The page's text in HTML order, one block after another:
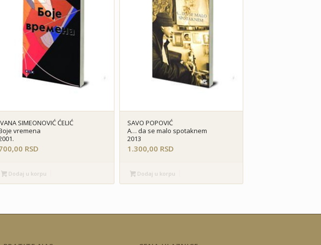
SIMEONOVIĆ ĆELIĆ
vremena
RSD
Dodaj u korpu
SAVO POPOVIĆ
A… da se malo spotaknem
2013
1.300,00 RSD
Dodaj u korpu